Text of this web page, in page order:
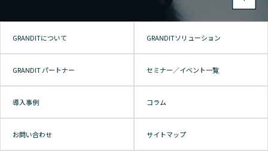
GRANDITについて GRANDITソリューション
GRANDIT パートナー セミナー／イベント一覧
導入事例 コラム
お問い合わせ サイトマップ